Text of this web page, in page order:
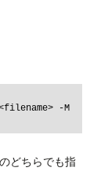
-M
どちらでも指